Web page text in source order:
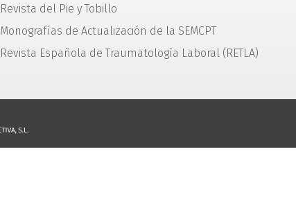
Revista del Pie y Tobillo
Monografías de Actualización de la SEMCPT
Revista Española de Traumatología Laboral (RETLA)